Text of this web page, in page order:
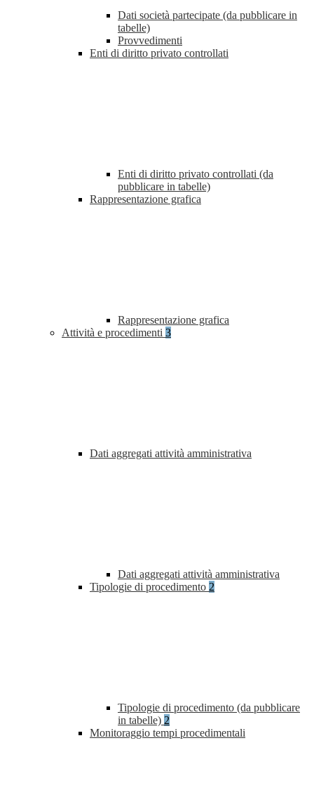
Dati società partecipate (da pubblicare in
tabelle)
Provvedimenti
Enti di diritto privato controllati
Enti di diritto privato controllati (da
pubblicare in tabelle)
Rappresentazione grafica
Rappresentazione grafica
Attività e procedimenti 3
Dati aggregati attività amministrativa
Dati aggregati attività amministrativa
Tipologie di procedimento 2
Tipologie di procedimento (da pubblicare
in tabelle) 2
Monitoraggio tempi procedimentali